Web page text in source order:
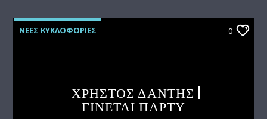
ΝΕΕΣ ΚΥΚΛΟΦΟΡΙΕΣ 0
ΧΡΗΣΤΟΣ ΔΑΝΤΗΣ |
ΓΙΝΕΤΑΙ ΠΑΡΤΥ